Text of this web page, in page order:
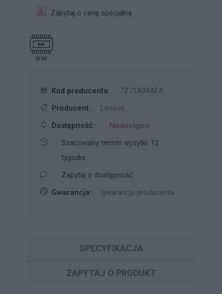
Zapytaj o cenę specjalną
Kod producenta:
7Z71A08AEA
Producent:
Lenovo
Dostępność:
Niedostępne
Szacowany termin wysyłki: 12
tygodni.
Zapytaj o dostępność
Gwarancja:
gwarancja producenta
SPECYFIKACJA
ZAPYTAJ O PRODUKT